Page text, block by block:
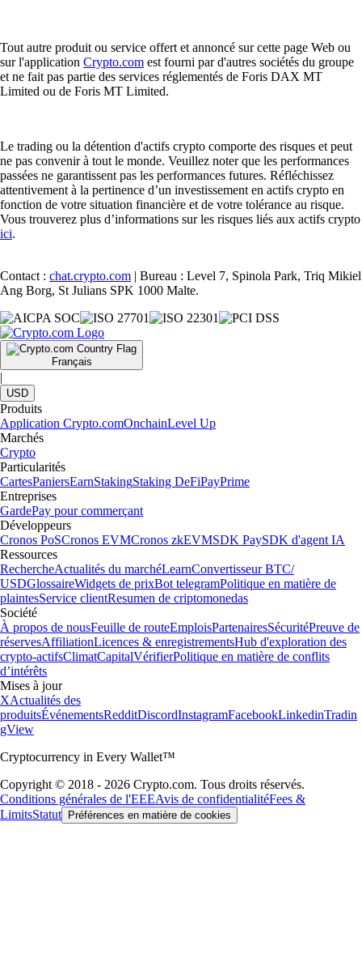
Tout autre produit ou service offert et annoncé sur cette page Web ou
sur l'application Crypto.com est fourni par d'autres sociétés du groupe
et ne fait pas partie des services réglementés de Foris DAX MT
Limited ou de Foris MT Limited.
Le trading ou la détention d'actifs crypto comporte des risques et peut
ne pas convenir à tout le monde. Veuillez noter que les performances
passées ne garantissent pas les performances futures. Réfléchissez
attentivement à la pertinence d’un investissement en actifs crypto en
fonction de votre situation financière et de votre tolérance au risque.
Vous trouverez plus d’informations sur les risques liés aux actifs crypto
ici.
Contact : chat.crypto.com | Bureau : Level 7, Spinola Park, Triq Mikiel
Ang Borg, St Julians SPK 1000 Malte.
Français
|
USD
Produits
Application Crypto.comOnchainLevel Up
Marchés
Crypto
Particularités
CartesPaniersEarnStakingStaking DeFiPayPrime
Entreprises
GardePay pour commerçant
Développeurs
Cronos PoSCronos EVMCronos zkEVMSDK PaySDK d'agent IA
Ressources
RechercheActualités du marchéLearnConvertisseur BTC/
USDGlossaireWidgets de prixBot telegramPolitique en matière de
plaintesService clientResumen de criptomonedas
Société
À propos de nousFeuille de routeEmploisPartenairesSécuritéPreuve de
réservesAffiliationLicences & enregistrementsHub d'exploration des
crypto-actifsClimatCapitalVérifierPolitique en matière de conflits
d’intérêts
Mises à jour
XActualités des
produitsÉvénementsRedditDiscordInstagramFacebookLinkedinTradin
gView
Cryptocurrency in Every Wallet™
Copyright © 2018 - 2026 Crypto.com. Tous droits réservés.
Conditions générales de l'EEEAvis de confidentialitéFees &
LimitsStatut Préférences en matière de cookies